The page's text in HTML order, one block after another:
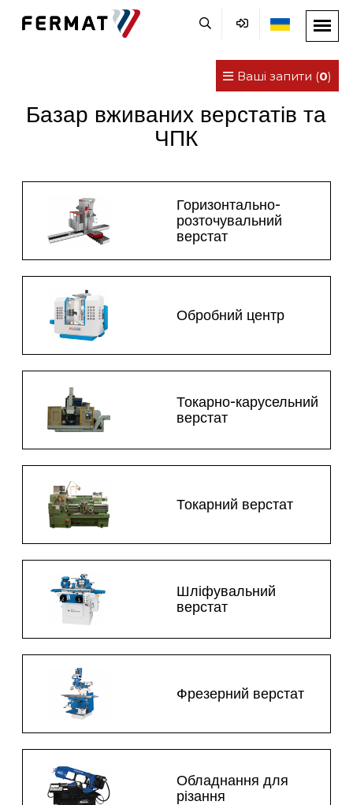
Ваші запити (0)
Базар вживаних верстатів та
ЧПК
Горизонтально-
розточувальний
верстат
Обробний центр
Токарно-карусельний
верстат
Токарний верстат
Шліфувальний
верстат
Фрезерний верстат
Обладнання для
різання